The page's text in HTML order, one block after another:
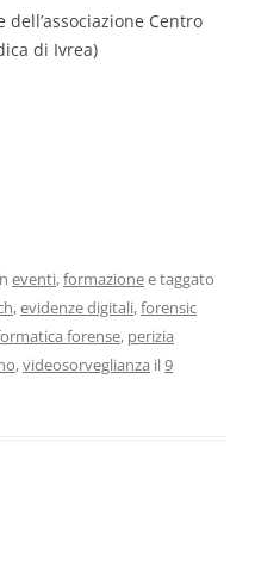
Centro
di Ivrea)
eventi,formazionee taggato
,evidenze digitali,forensic
forense, perizia
,videosorveglianza il9